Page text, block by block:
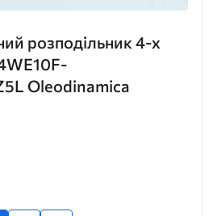
розподільник 4-х
Oleodinamica